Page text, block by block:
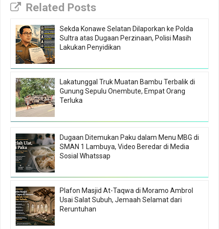
Related Posts
Sekda Konawe Selatan Dilaporkan ke Polda
Sultra atas Dugaan Perzinaan, Polisi Masih
Lakukan Penyidikan
Lakatunggal Truk Muatan Bambu Terbalik di
Gunung Sepulu Onembute, Empat Orang
Terluka
Dugaan Ditemukan Paku dalam Menu MBG di
SMAN 1 Lambuya, Video Beredar di Media
Sosial Whatssap
Plafon Masjid At-Taqwa di Moramo Ambrol
Usai Salat Subuh, Jemaah Selamat dari
Reruntuhan